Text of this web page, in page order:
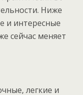
Ниже
и интересные
сейчас меняет
легкие и